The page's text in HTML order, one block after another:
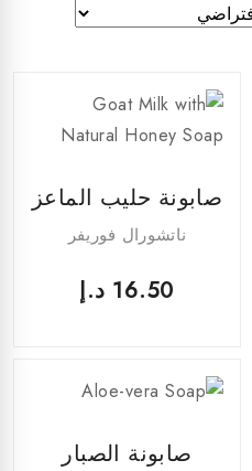
صابونة حليب الماعز
ناتشورال فوريفر
16.50 د.إ
صابونة الصبار